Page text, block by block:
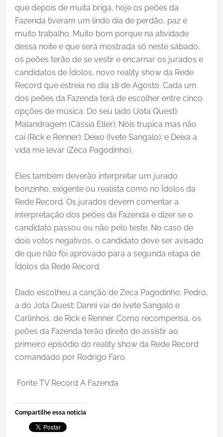
que depois de muita briga, hoje os peões da
Fazenda tiveram um lindo dia de perdão, paz e
muito trabalho. Muito bom porque na atividade
dessa noite e que será mostrada só neste sábado,
os peões terão de se vestir e encarnar os jurados e
candidatos de Ídolos, novo reality show da Rede
Record que estreia no dia 18 de Agosto. Cada um
dos peões da Fazenda terá de escolher entre cinco
opções de música: Do seu lado (Jota Quest);
Malandragem (Cássia Eller); Nóis trupica mas não
cai (Rick e Renner); Deixo (Ivete Sangalo); e Deixa a
vida me levar (Zeca Pagodinho).
Eles também deverão interpretar um jurado
bonzinho, exigente ou realista como no Ídolos da
Rede Record. Os jurados devem comentar a
interpretação dos peões da Fazenda e dizer se o
candidato passou ou não pelo teste. No caso de
dois votos negativos, o candidato deve ser avisado
de que não foi aprovado para a segunda etapa de
Ídolos da Rede Record.
Dado escolheu a canção de Zeca Pagodinho; Pedro,
a do Jota Quest; Danni vai de Ivete Sangalo e
Carlinhos, de Rick e Renner. Como recompensa, os
peões da Fazenda terão direito de assistir ao
primeiro episódio do reality show da Rede Record
comandado por Rodrigo Faro.
Fonte TV Record A Fazenda
Compartilhe essa notícia